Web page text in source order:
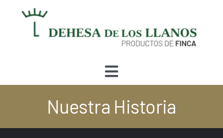
Toggle
Navigation
Tienda
Nuestra Historia